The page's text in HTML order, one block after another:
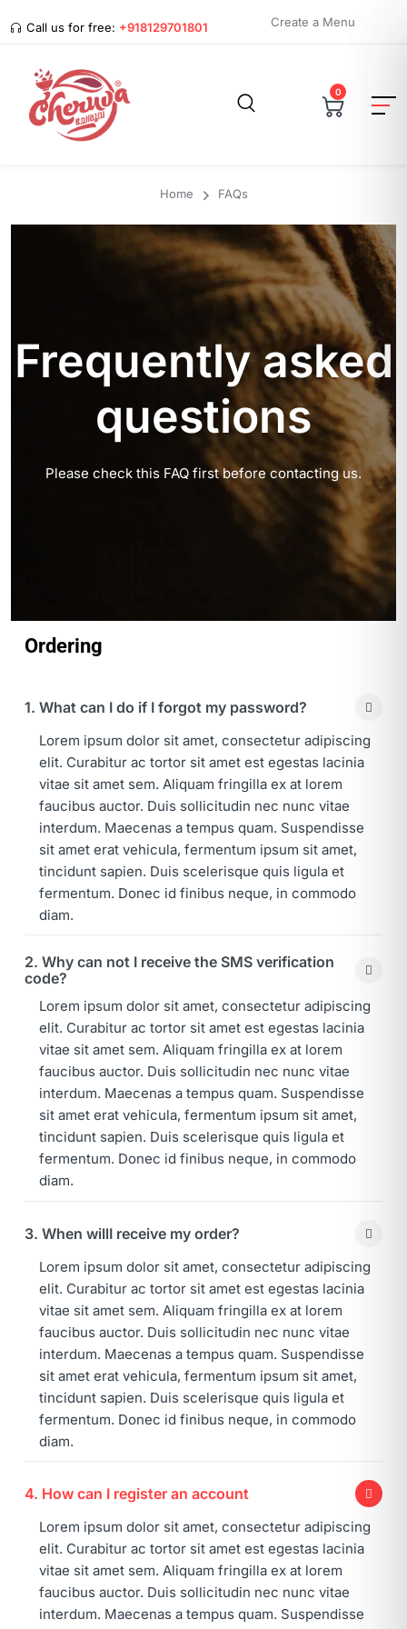
Call us for free: +918129701801 Create a Menu
0
Home FAQs
Frequently asked
questions
Please check this FAQ first before contacting us.
Ordering
1. What can I do if I forgot my password?
Lorem ipsum dolor sit amet, consectetur adipiscing
elit. Curabitur ac tortor sit amet est egestas lacinia
vitae sit amet sem. Aliquam fringilla ex at lorem
faucibus auctor. Duis sollicitudin nec nunc vitae
interdum. Maecenas a tempus quam. Suspendisse
sit amet erat vehicula, fermentum ipsum sit amet,
tincidunt sapien. Duis scelerisque quis ligula et
fermentum. Donec id finibus neque, in commodo
diam.
2. Why can not I receive the SMS verification
code?
Lorem ipsum dolor sit amet, consectetur adipiscing
elit. Curabitur ac tortor sit amet est egestas lacinia
vitae sit amet sem. Aliquam fringilla ex at lorem
faucibus auctor. Duis sollicitudin nec nunc vitae
interdum. Maecenas a tempus quam. Suspendisse
sit amet erat vehicula, fermentum ipsum sit amet,
tincidunt sapien. Duis scelerisque quis ligula et
fermentum. Donec id finibus neque, in commodo
diam.
3. When willI receive my order?
Lorem ipsum dolor sit amet, consectetur adipiscing
elit. Curabitur ac tortor sit amet est egestas lacinia
vitae sit amet sem. Aliquam fringilla ex at lorem
faucibus auctor. Duis sollicitudin nec nunc vitae
interdum. Maecenas a tempus quam. Suspendisse
sit amet erat vehicula, fermentum ipsum sit amet,
tincidunt sapien. Duis scelerisque quis ligula et
fermentum. Donec id finibus neque, in commodo
diam.
4. How can I register an account
Lorem ipsum dolor sit amet, consectetur adipiscing
elit. Curabitur ac tortor sit amet est egestas lacinia
vitae sit amet sem. Aliquam fringilla ex at lorem
faucibus auctor. Duis sollicitudin nec nunc vitae
interdum. Maecenas a tempus quam. Suspendisse